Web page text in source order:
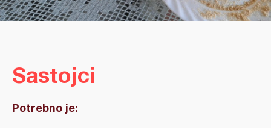
Sastojci
Potrebno je: